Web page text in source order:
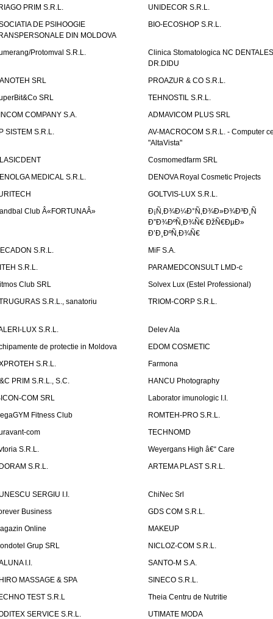
PRIM S.R.L.
UNIDECOR S.R.L.
DE PSIHOOGIE
DIN MOLDOVA
BIO-ECOSHOP S.R.L.
Protomval S.R.L.
Clinica Stomatologica NC DENTALES
DR.DIDU
SRL
PROAZUR & CO S.R.L.
SRL
TEHNOSTIL S.R.L.
COMPANY S.A.
ADMAVICOM PLUS SRL
SISTEM S.R.L.
AV-MACROCOM S.R.L. - Computer
"AltaVista"
Cosmomedfarm SRL
MEDICAL S.R.L.
DENOVA Royal Cosmetic Projects
GOLTVIS-LUX S.R.L.
Club Â«FORTUNAÂ»
Ð¡Ñ‚Ð¾Ð¼Ð°Ñ‚Ð¾Ð»Ð¾Ð³Ð¸Ñ
Ð”Ð¾ÐºÑ‚Ð¾Ñ€ ÐžÑ€ÐµÐ»
Ð’Ð¸ÐºÑ‚Ð¾Ñ€
S.R.L.
MiF S.A.
S.R.L.
PARAMEDCONSULT LMD-c
Club SRL
Solvex Lux (Estel Professional)
S.R.L., sanatoriu
TRIOM-CORP S.R.L.
LUX S.R.L.
Delev Ala
de protectie in Moldova
EDOM COSMETIC
S.R.L.
Farmona
PRIM S.R.L., S.C.
HANCU Photography
COM SRL
Laborator imunologic I.I.
Fitness Club
ROMTEH-PRO S.R.L.
com
TECHNOMD
S.R.L.
Weyergans High â€“ Care
S.R.L.
ARTEMA PLAST S.R.L.
SERGIU I.I.
ChiNec Srl
Business
GDS COM S.R.L.
Online
MAKEUP
Grup SRL
NICLOZ-COM S.R.L.
I.I.
SANTO-M S.A.
MASSAGE & SPA
SINECO S.R.L.
TEST S.R.L
Theia Centru de Nutritie
SERVICE S.R.L.
UTIMATE MODA